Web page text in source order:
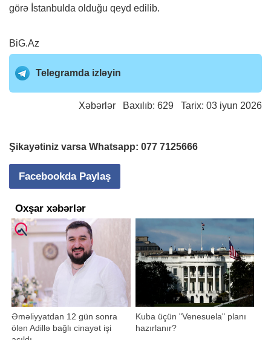
görə İstanbulda olduğu qeyd edilib.
BiG.Az
Telegramda izləyin
Xəbərlər Baxılıb: 629 Tarix: 03 iyun 2026
Şikayətiniz varsa Whatsapp: 077 7125666
Facebookda Paylaş
Oxşar xəbərlər
Əməliyyatdan 12 gün sonra
ölən Adillə bağlı cinayət işi
Kuba üçün "Venesuela" planı
hazırlanır?